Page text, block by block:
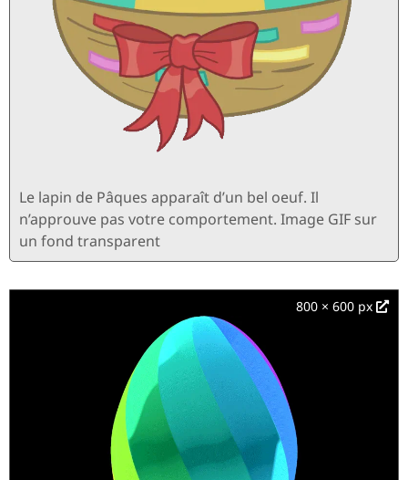
Le lapin de Pâques apparaît d’un bel oeuf. Il
n’approuve pas votre comportement. Image GIF sur
un fond transparent
800 × 600 px